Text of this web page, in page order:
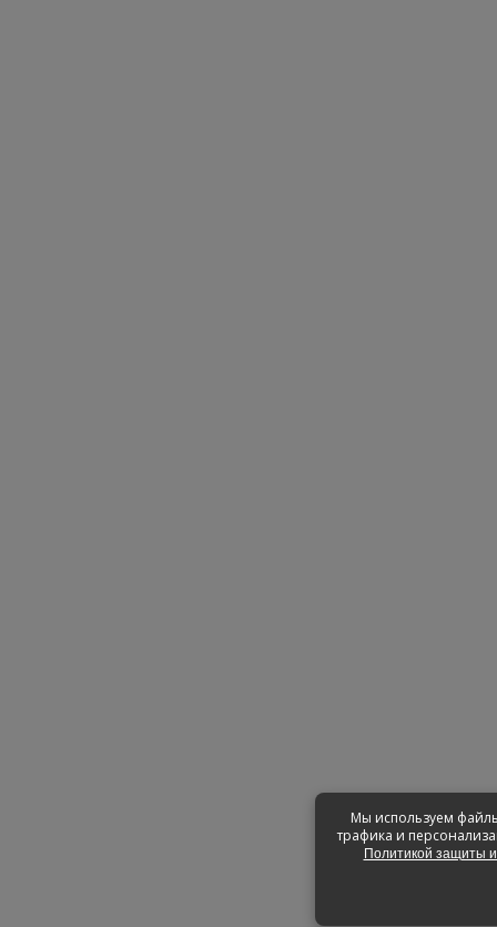
Мы используем
трафика и
Политикой защиты